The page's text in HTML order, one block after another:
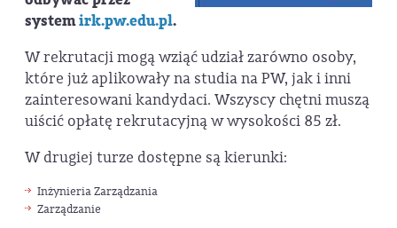
systemirk.pw.edu.pl.
W rekrutacji mogą wziąć udział zarówno osoby,
które już aplikowały na studia na PW, jak i inni
zainteresowani kandydaci. Wszyscy chętni muszą
uiścić opłatę rekrutacyjną w wysokości 85 zł.
W drugiej turze dostępne są kierunki:
Inżynieria Zarządzania
Zarządzanie